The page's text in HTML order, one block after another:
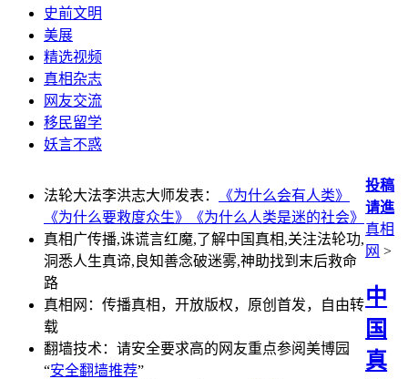
史前文明
美展
精选视频
真相杂志
网友交流
移民留学
妖言不惑
法轮大法李洪志大师发表：
《为什么会有人类》
《为什么要救度众生》
《为什么人类是迷的社会》
真相广传播,诛谎言红魔,了解中国真相,关注法轮功,
洞悉人生真谛,良知善念破迷雾,神助找到末后救命
路
真相网：传播真相，开放版权，原创首发，自由转
载
翻墙技术：请安全要求高的网友重点参阅美博园
“安全翻墙推荐”
投稿
请進
真相
网 >
中
国
真